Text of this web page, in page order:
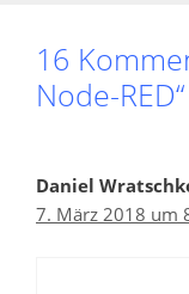
16
Node-RED“
Daniel
7. März 2018 um